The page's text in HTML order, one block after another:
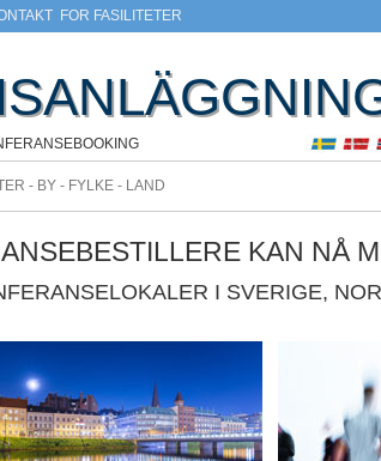
FOR FASILITETER
KAN NÅ
I SVERIGE,